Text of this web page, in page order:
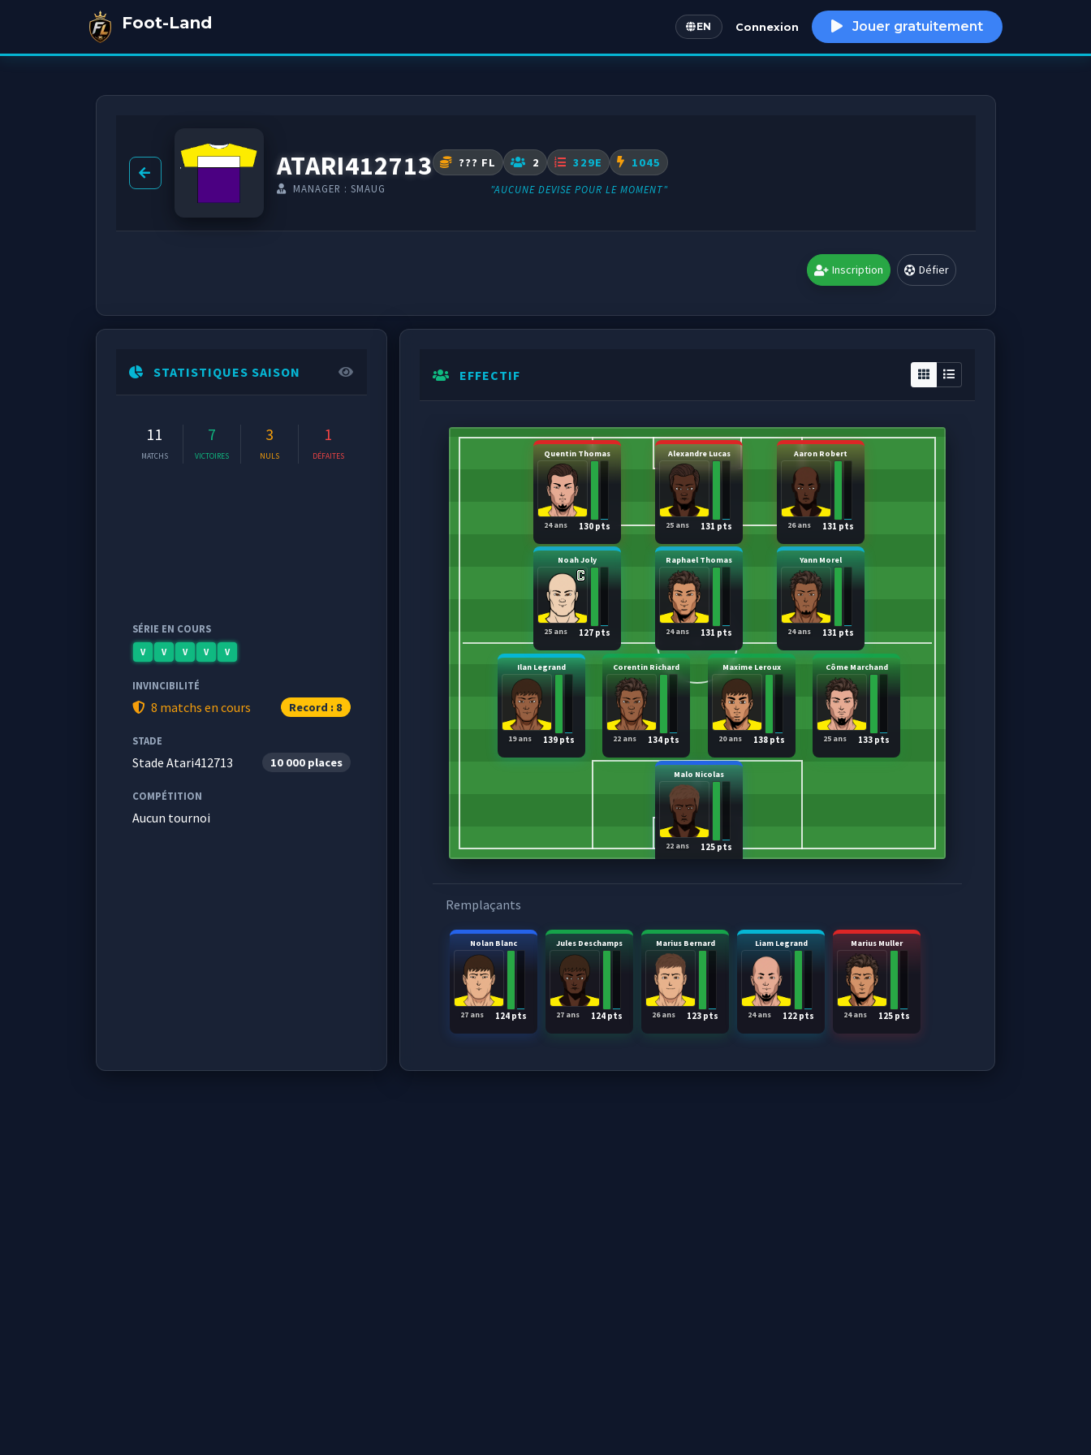
Foot-Land EN
English Connexion Jouer gratuitement
ATARI412713
MANAGER : SMAUG
??? FL 2 329E 1045
"AUCUNE DEVISE POUR LE MOMENT"
Inscription Défier
STATISTIQUES SAISON
11
MATCHS
7
VICTOIRES
3
NULS
1
DÉFAITES
SÉRIE EN COURS
V V V V V
INVINCIBILITÉ
8 matchs en cours Record : 8
STADE
Stade Atari412713 10 000 places
COMPÉTITION
Aucun tournoi
EFFECTIF
Malo Nicolas
125 pts
22 ans
Ilan Legrand
139 pts
19 ans
Corentin Richard
134 pts
22 ans
Maxime Leroux
138 pts
20 ans
Côme Marchand
133 pts
25 ans
Noah Joly
127 pts
25 ans
Raphael Thomas
131 pts
24 ans
Yann Morel
131 pts
24 ans
Quentin Thomas
130 pts
24 ans
Alexandre Lucas
131 pts
25 ans
Aaron Robert
131 pts
26 ans
Remplaçants
Nolan Blanc
124 pts
27 ans
Jules Deschamps
124 pts
27 ans
Marius Bernard
123 pts
26 ans
Liam Legrand
122 pts
24 ans
Marius Muller
125 pts
24 ans